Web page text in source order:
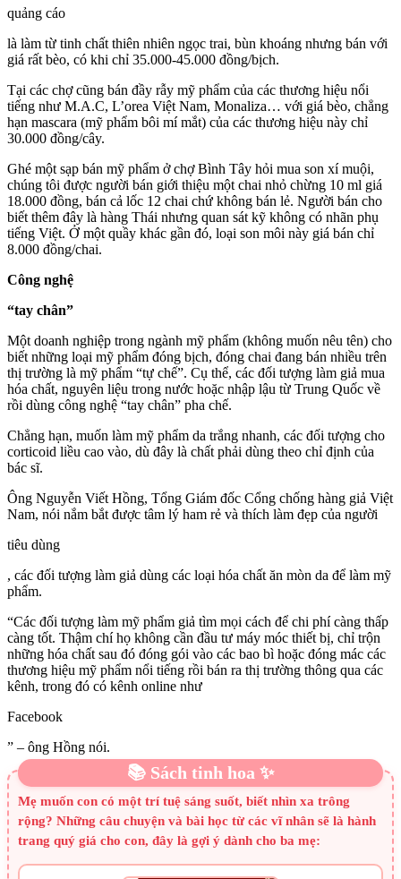
quảng cáo
là làm từ tinh chất thiên nhiên ngọc trai, bùn khoáng nhưng bán với
giá rất bèo, có khi chỉ 35.000-45.000 đồng/bịch.
Tại các chợ cũng bán đầy rẫy mỹ phẩm của các thương hiệu nổi
tiếng như M.A.C, L’orea Việt Nam, Monaliza… với giá bèo, chẳng
hạn mascara (mỹ phẩm bôi mí mắt) của các thương hiệu này chỉ
30.000 đồng/cây.
Ghé một sạp bán mỹ phẩm ở chợ Bình Tây hỏi mua son xí muội,
chúng tôi được người bán giới thiệu một chai nhỏ chừng 10 ml giá
18.000 đồng, bán cả lốc 12 chai chứ không bán lẻ. Người bán cho
biết thêm đây là hàng Thái nhưng quan sát kỹ không có nhãn phụ
tiếng Việt. Ở một quầy khác gần đó, loại son môi này giá bán chỉ
8.000 đồng/chai.
Công nghệ
“tay chân”
Một doanh nghiệp trong ngành mỹ phẩm (không muốn nêu tên) cho
biết những loại mỹ phẩm đóng bịch, đóng chai đang bán nhiều trên
thị trường là mỹ phẩm “tự chế”. Cụ thể, các đối tượng làm giả mua
hóa chất, nguyên liệu trong nước hoặc nhập lậu từ Trung Quốc về
rồi dùng công nghệ “tay chân” pha chế.
Chẳng hạn, muốn làm mỹ phẩm da trắng nhanh, các đối tượng cho
corticoid liều cao vào, dù đây là chất phải dùng theo chỉ định của
bác sĩ.
Ông Nguyễn Viết Hồng, Tổng Giám đốc Cổng chống hàng giả Việt
Nam, nói nắm bắt được tâm lý ham rẻ và thích làm đẹp của người
tiêu dùng
, các đối tượng làm giả dùng các loại hóa chất ăn mòn da để làm mỹ
phẩm.
“Các đối tượng làm mỹ phẩm giả tìm mọi cách để chi phí càng thấp
càng tốt. Thậm chí họ không cần đầu tư máy móc thiết bị, chỉ trộn
những hóa chất sau đó đóng gói vào các bao bì hoặc đóng mác các
thương hiệu mỹ phẩm nổi tiếng rồi bán ra thị trường thông qua các
kênh, trong đó có kênh online như
Facebook
” – ông Hồng nói.
📚 Sách tinh hoa ✨
Mẹ muốn con có một trí tuệ sáng suốt, biết nhìn xa trông
rộng? Những câu chuyện và bài học từ các vĩ nhân sẽ là hành
trang quý giá cho con, đây là gợi ý dành cho ba mẹ: